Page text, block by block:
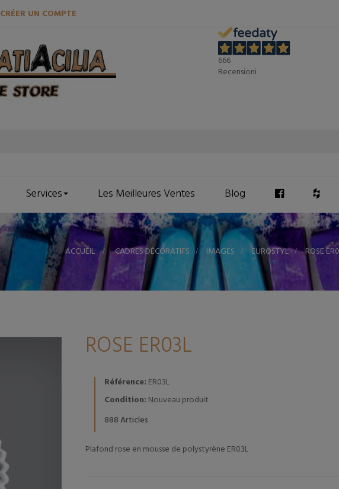
CRÉER UN COMPTE
666
Recensioni
Services Les Meilleures Ventes Blog
ACCUEIL > CADRES DÉCORATIFS > IMAGES > EUROSTYL > ROSE
ROSE ER03L
Référence: ER03L
Condition: Nouveau produit
888Articles
Plafond rose en mousse de polystyrène ER03L